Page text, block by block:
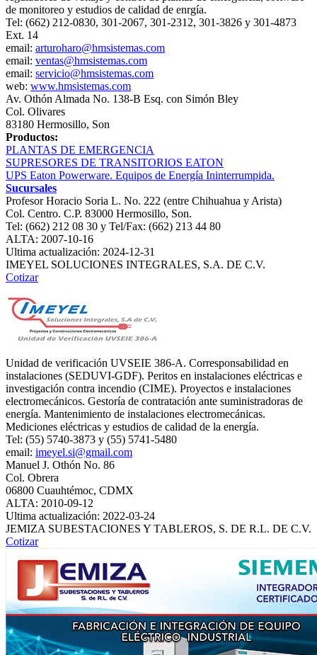
de monitoreo y estudios de calidad de enrgía.
Tel: (662) 212-0830, 301-2067, 301-2312, 301-3826 y 301-4873
Ext. 14
email: arturoharo@hmsistemas.com
email: ventas@hmsistemas.com
email: servicio@hmsistemas.com
web: www.hmsistemas.com
Av. Othón Almada No. 138-B Esq. con Simón Bley
Col. Olivares
83180 Hermosillo, Son
Productos:
PLANTAS DE EMERGENCIA
SUPRESORES DE TRANSITORIOS EATON
UPS Eaton Powerware. Equipos de Energía Ininterrumpida.
Sucursales
Profesor Horacio Soria L. No. 222 (entre Chihuahua y Arista)
Col. Centro. C.P. 83000 Hermosillo, Son.
Tel: (662) 212 08 30 y Tel/Fax: (662) 213 44 80
ALTA: 2007-10-16
Ultima actualización: 2024-12-31
IMEYEL SOLUCIONES INTEGRALES, S.A. DE C.V.
Cotizar
Unidad de verificación UVSEIE 386-A. Corresponsabilidad en
instalaciones (SEDUVI-GDF). Peritos en instalaciones eléctricas e
investigación contra incendio (CIME). Proyectos e instalaciones
electromecánicos. Gestoría de contratación ante suministradoras de
energía. Mantenimiento de instalaciones electromecánicas.
Mediciones eléctricas y estudios de calidad de la energía.
Tel: (55) 5740-3873 y (55) 5741-5480
email: imeyel.si@gmail.com
Manuel J. Othón No. 86
Col. Obrera
06800 Cuauhtémoc, CDMX
ALTA: 2010-09-12
Ultima actualización: 2022-03-24
JEMIZA SUBESTACIONES Y TABLEROS, S. DE R.L. DE C.V.
Cotizar